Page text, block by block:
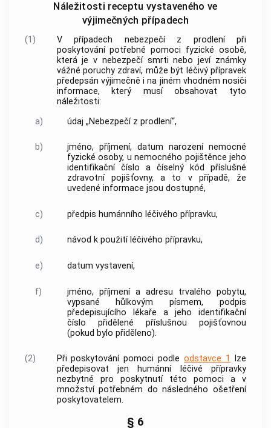
Náležitosti receptu vystaveného ve
výjimečných případech
(1)
V případech nebezpečí z prodlení při
poskytování potřebné pomoci fyzické osobě,
která je v nebezpečí smrti nebo jeví známky
vážné poruchy zdraví, může být léčivý přípravek
předepsán výjimečně i na jiném vhodném nosiči
informace, který musí obsahovat tyto
náležitosti:
a)
údaj „Nebezpečí z prodlení“,
b)
jméno, příjmení, datum narození nemocné
fyzické osoby, u nemocného pojištěnce jeho
identifikační číslo a číselný kód příslušné
zdravotní pojišťovny, a to v případě, že
uvedené informace jsou dostupné,
c) předpis humánního léčivého přípravku,
d) návod k použití léčivého přípravku,
e) datum vystavení,
f)
jméno, příjmení a adresu trvalého pobytu,
vypsané hůlkovým písmem, podpis
předepisujícího lékaře a jeho identifikační
číslo přidělené příslušnou pojišťovnou
(pokud bylo přiděleno).
(2) Při poskytování pomoci podleodstavce 1
lze
předepisovat jen humánní
léčivé přípravky
nezbytné pro poskytnutí této pomoci a v
množství potřebném do následného ošetření
poskytovatelem.
§ 6